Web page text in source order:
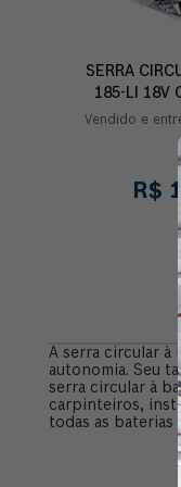
SERRA
185-LI 18V
Vendido e
R$ 1
A serra circular à
autonomia. Seu
serra circular à
carpinteiros,
todas as baterias